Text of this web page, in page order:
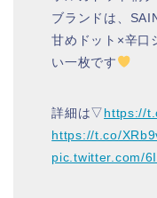
ブランドは、
甘めドット×辛口
い一枚です
詳細は▽https://
https://t.co/
pic.twitter.com/